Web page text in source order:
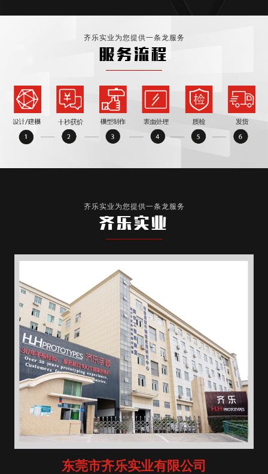
齐乐实业为您提供一条龙服务
服务流程
齐乐实业为您提供一条龙服务
齐乐实业
东莞市齐乐实业有限公司